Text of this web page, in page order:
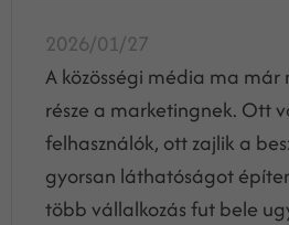
2026/01/27
A közösségi média ma
része a marketingnek. Ott
felhasználók, ott zajlik a
gyorsan láthatóságot
több vállalkozás fut bele